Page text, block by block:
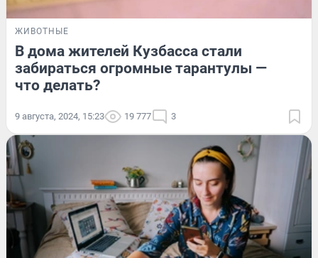
ЖИВОТНЫЕ
В дома жителей Кузбасса стали
забираться огромные тарантулы —
что делать?
9 августа, 2024, 15:23 19 777 3